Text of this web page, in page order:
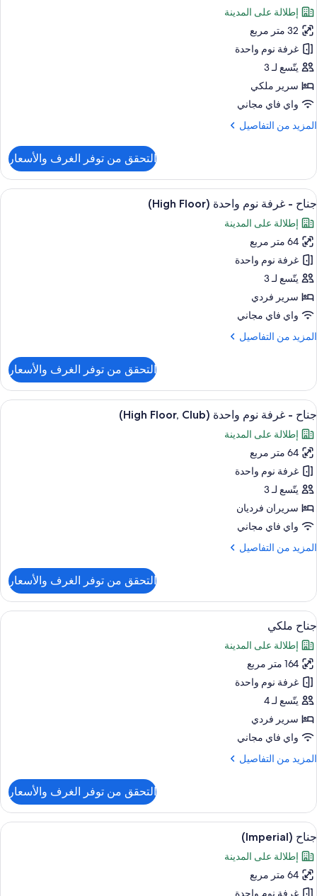
-
للمدخنين
(High
Floor,
Club)
غرفة
كلاسيكية
-
سرير
ملكي
-
دش
لذوي
(Mobility
Accessible)
إطلالة على المدينة
32 متر مربع
غرفة نوم واحدة
يتّسع لـ 3
سرير ملكي
واي فاي مجاني
المزيد من التفاصيل
المزيد
غرفة
كلاسيكية
-
سرير
ملكي
دش
لذوي
الاحتياجات
الخاصة
(Mobility
Accessible)
التحقق من توفر الغرف والأسعار
استعراض
جميع
صور
جناح
-
غرفة
نوم
واحدة
(High
Floor)
9
جناح - غرفة نوم واحدة (High Floor)
إطلالة على المدينة
64 متر مربع
غرفة نوم واحدة
يتّسع لـ 3
سرير فردي
واي فاي مجاني
المزيد من التفاصيل
المزيد
جناح
غرفة
واحدة
(High
Floor)
التحقق من توفر الغرف والأسعار
استعراض
جميع
صور
جناح
-
غرفة
نوم
واحدة
(High
Floor,
7
جناح - غرفة نوم واحدة (High Floor, Club)
إطلالة على المدينة
64 متر مربع
غرفة نوم واحدة
يتّسع لـ 3
سريران فرديان
واي فاي مجاني
المزيد من التفاصيل
المزيد
جناح
غرفة
واحدة
(High
Floor,
Club)
التحقق من توفر الغرف والأسعار
استعراض
جميع
صور
جناح
ملكي
11
جناح ملكي
إطلالة على المدينة
164 متر مربع
غرفة نوم واحدة
يتّسع لـ 4
سرير فردي
واي فاي مجاني
المزيد من التفاصيل
المزيد
جناح
ملكي
التحقق من توفر الغرف والأسعار
استعراض
جميع
صور
جناح
7
جناح (Imperial)
إطلالة على المدينة
64 متر مربع
غرفة نوم واحدة